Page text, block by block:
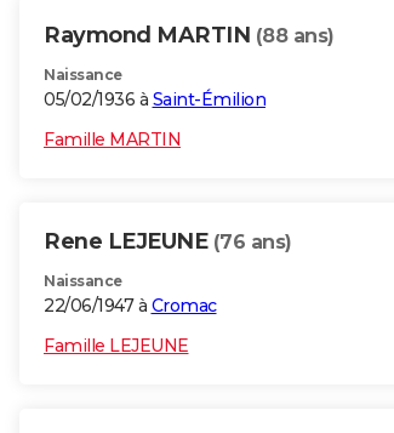
Raymond MARTIN (88 ans)
Naissance
05/02/1936 à Saint-Émilion
Famille MARTIN
Rene LEJEUNE (76 ans)
Naissance
22/06/1947 à Cromac
Famille LEJEUNE